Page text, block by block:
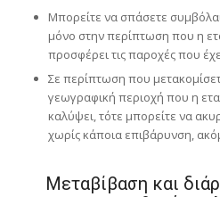
Μπορείτε να σπάσετε
μόνο στην περίπτωση που η
προσφέρει τις παροχές που
Σε περίπτωση που
γεωγραφική περιοχή που η
καλύψει, τότε μπορείτε να
χωρίς κάποια επιβάρυνση,
Μεταβίβαση και